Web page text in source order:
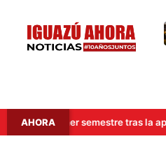
AHORA
primer semestre tras la